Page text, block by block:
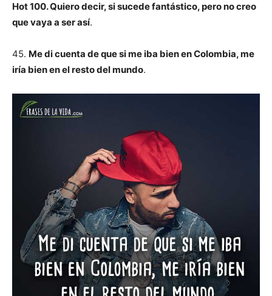
Hot 100. Quiero decir, si sucede fantástico, pero no creo
que vaya a ser así.
45. Me di cuenta de que si me iba bien en Colombia, me
iría bien en el resto del mundo.